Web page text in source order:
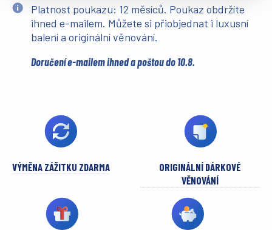
Platnost poukazu: 12 měsíců. Poukaz obdržíte
ihned e-mailem. Můžete si přiobjednat i luxusní
balení a originální věnování.
Doručení e-mailem ihned a poštou do 10.8.
VÝMĚNA ZÁŽITKU ZDARMA
ORIGINÁLNÍ DÁRKOVÉ
VĚNOVÁNÍ